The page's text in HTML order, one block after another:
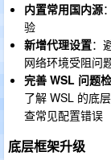
内置常用国内源
验
新增代理设置：
网络环境受阻问
完善 WSL 问题
了解 WSL 的底
查常见配置错误
底层框架升级